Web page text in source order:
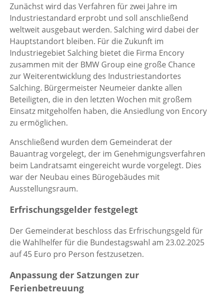
Zunächst wird das Verfahren für zwei Jahre im
Industriestandard erprobt und soll anschließend
weltweit ausgebaut werden. Salching wird dabei der
Hauptstandort bleiben. Für die Zukunft im
Industriegebiet Salching bietet die Firma Encory
zusammen mit der BMW Group eine große Chance
zur Weiterentwicklung des Industriestandortes
Salching. Bürgermeister Neumeier dankte allen
Beteiligten, die in den letzten Wochen mit großem
Einsatz mitgeholfen haben, die Ansiedlung von Encory
zu ermöglichen.
Anschließend wurden dem Gemeinderat der
Bauantrag vorgelegt, der im Genehmigungsverfahren
beim Landratsamt eingereicht wurde vorgelegt. Dies
war der Neubau eines Bürogebäudes mit
Ausstellungsraum.
Erfrischungsgelder festgelegt
Der Gemeinderat beschloss das Erfrischungsgeld für
die Wahlhelfer für die Bundestagswahl am 23.02.2025
auf 45 Euro pro Person festzusetzen.
Anpassung der Satzungen zur
Ferienbetreuung